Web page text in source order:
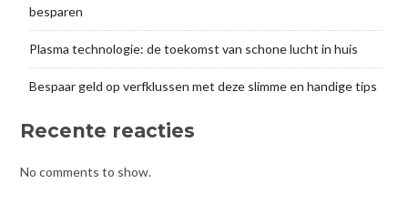
besparen
Plasma technologie: de toekomst van schone lucht in huis
Bespaar geld op verfklussen met deze slimme en handige tips
Recente reacties
No comments to show.